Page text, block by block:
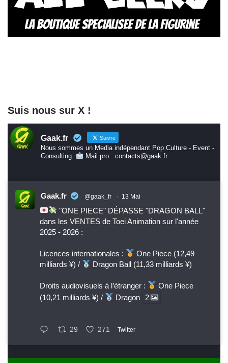
Suis nous sur X !
Gaak.fr Suivre
Nous sommes un Media indépendant Pop Culture - Event -
Consulting.
Mail pro : contacts@gaak.fr
Gaak.fr @gaak_fr · 13 Mai
"ONE PIECE" DÉPASSE "DRAGON BALL"
dans les VENTES de Toei Animation sur l'année
2025 - 2026 :
Licences internationales :
One Piece (12,49
milliards ¥) /
Dragon Ball (11,33 milliards ¥)
Droits audiovisuels à l’étranger :
One Piece
(10,21 milliards ¥) /
Dragon 2
29 271 Twitter